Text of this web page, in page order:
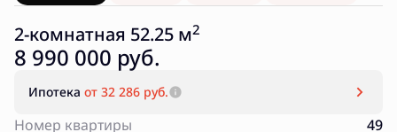
2-комнатная 52.25 м2
8 990 000 руб.
Ипотека от 32 286 руб.
Номер квартиры 49